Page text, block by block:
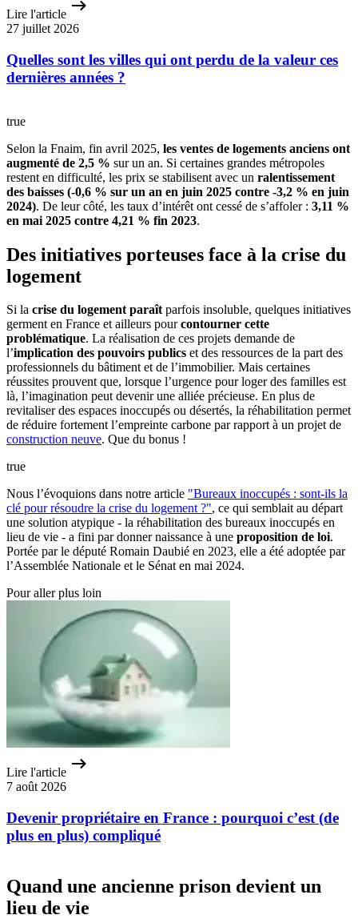
Lire l'article
27 juillet 2026
Quelles sont les villes qui ont perdu de la valeur ces
dernières années ?
true
Selon la Fnaim, fin avril 2025, les ventes de logements anciens ont
augmenté de 2,5 % sur un an. Si certaines grandes métropoles
restent en difficulté, les prix se stabilisent avec un ralentissement
des baisses (-0,6 % sur un an en juin 2025 contre -3,2 % en juin
2024). De leur côté, les taux d’intérêt ont cessé de s’affoler : 3,11 %
en mai 2025 contre 4,21 % fin 2023.
Des initiatives porteuses face à la crise du
logement
Si la crise du logement paraîtparfois insoluble, quelques initiatives
germent en France et ailleurs pourcontourner cette
problématique. La réalisation de ces projets demande de
l’implication des pouvoirs publics et des ressources de la part des
professionnels du bâtiment et de l’immobilier. Mais certaines
réussites prouvent que, lorsque l’urgence pour loger des familles est
là, l’imagination peut devenir une alliée précieuse. En plus de
revitaliser des espaces inoccupés ou désertés, la réhabilitation permet
de réduire fortement l’empreinte carbone par rapport à un projet de
construction neuve. Que du bonus !
true
Nous l’évoquions dans notre article "Bureaux inoccupés : sont-ils la
clé pour résoudre la crise du logement ?", ce qui semblait au départ
une solution atypique - la réhabilitation des bureaux inoccupés en
lieu de vie - a fini par donner naissance à une proposition de loi.
Portée par le député Romain Daubié en 2023, elle a été adoptée par
l’Assemblée Nationale et le Sénat en mai 2024.
Pour aller plus loin
Lire l'article
7 août 2026
Devenir propriétaire en France : pourquoi c’est (de
plus en plus) compliqué
Quand une ancienne prison devient un
lieu de vie